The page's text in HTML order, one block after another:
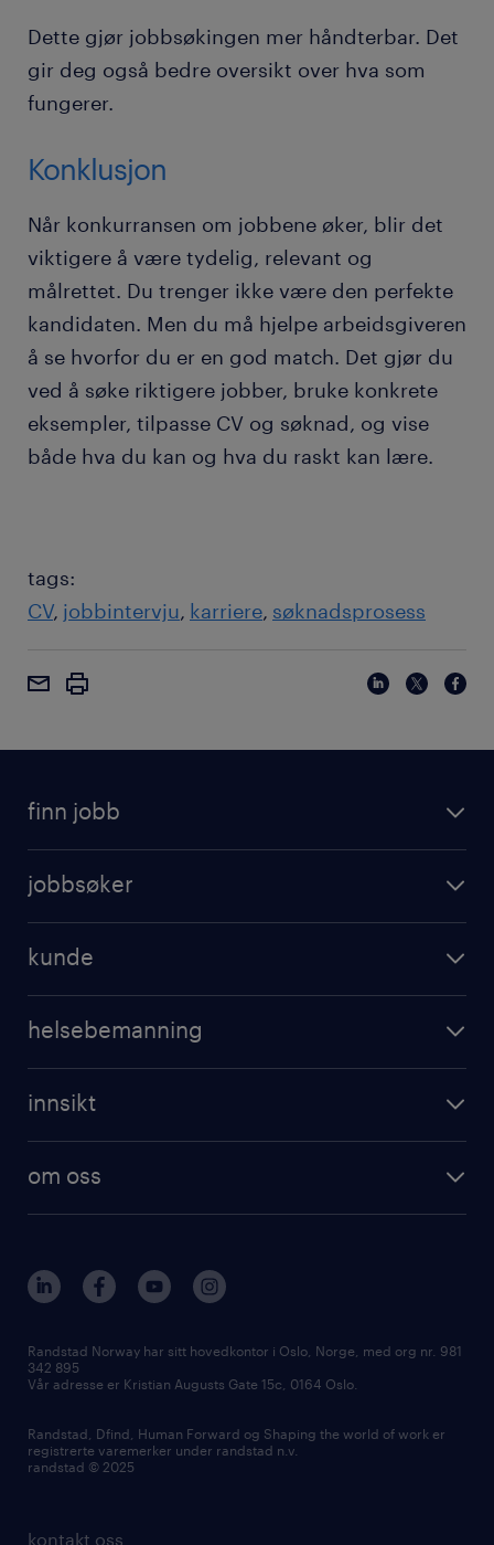
Dette gjør jobbsøkingen mer håndterbar. Det
gir deg også bedre oversikt over hva som
fungerer.
Konklusjon
Når konkurransen om jobbene øker, blir det
viktigere å være tydelig, relevant og
målrettet. Du trenger ikke være den perfekte
kandidaten. Men du må hjelpe arbeidsgiveren
å se hvorfor du er en god match. Det gjør du
ved å søke riktigere jobber, bruke konkrete
eksempler, tilpasse CV og søknad, og vise
både hva du kan og hva du raskt kan lære.
tags:
CV jobbintervju karriere søknadsprosess
finn jobb
jobbsøker
kunde
helsebemanning
innsikt
om oss
kontakt oss
Randstad Norway har sitt hovedkontor i Oslo, Norge, med org nr. 981
342 895
Vår adresse er Kristian Augusts Gate 15c, 0164 Oslo.
Randstad, Dfind, Human Forward og Shaping the world of work er
registrerte varemerker under randstad n.v.
randstad © 2025